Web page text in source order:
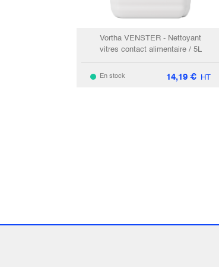
Vortha VENSTER - Nettoyant
vitres contact alimentaire / 5L
En stock 14,19 € HT